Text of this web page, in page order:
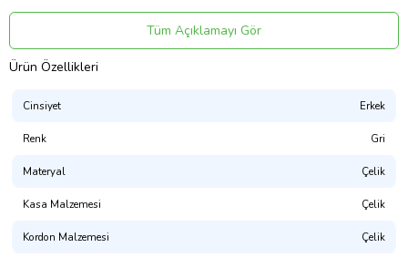
açısından yaşamınıza değer katar.
kcm25721854Tüm Açıklamayı Gör
Ürün Özellikleri
Cinsiyet Erkek
Renk Gri
Materyal Çelik
Kasa Malzemesi Çelik
Kordon Malzemesi Çelik